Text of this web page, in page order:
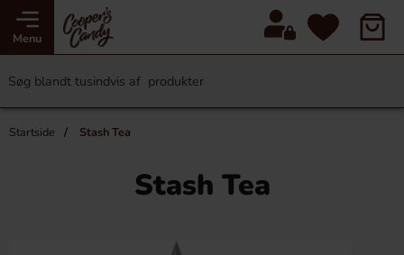
Menu
Startside Stash Tea
Stash Tea